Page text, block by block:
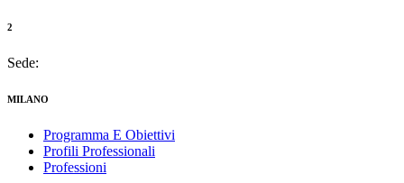
2
Sede:
MILANO
Programma E Obiettivi
Profili Professionali
Professioni